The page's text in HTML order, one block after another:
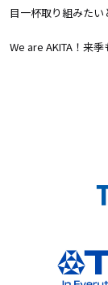
目一杯取り組みたい
We are AKITA！来